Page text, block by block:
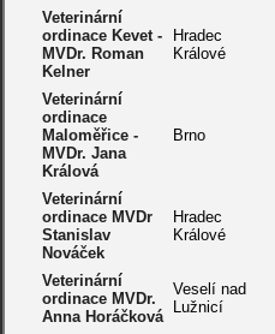
Veterinární
ordinace Kevet -
MVDr. Roman
Kelner
Hradec
Králové
Veterinární
ordinace
Maloměřice -
MVDr. Jana
Králová
Brno
Veterinární
ordinace MVDr
Stanislav
Nováček
Hradec
Králové
Veterinární
ordinace MVDr.
Anna Horáčková
Veselí nad
Lužnicí